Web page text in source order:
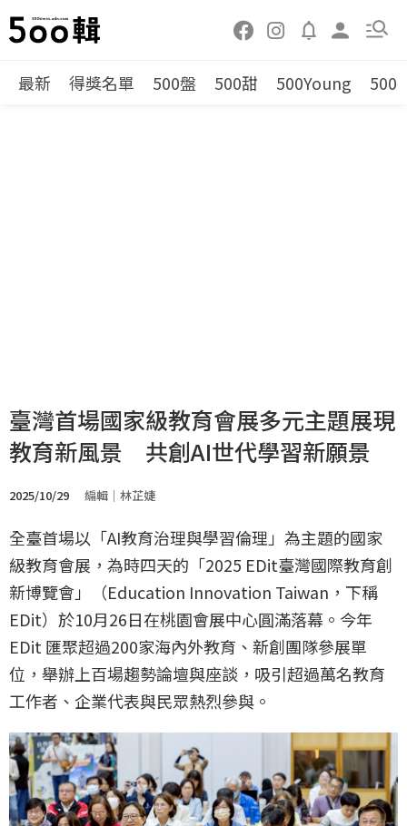
最新 得獎名單 500盤 500甜 500Young 500
臺灣首場國家級教育會展多元主題展現
教育新風景 共創AI世代學習新願景
2025/10/29 編輯｜林芷婕
全臺首場以「AI教育治理與學習倫理」為主題的國家
級教育會展，為時四天的「2025 EDit臺灣國際教育創
新博覽會」（Education Innovation Taiwan，下稱
EDit）於10月26日在桃園會展中心圓滿落幕。今年
EDit 匯聚超過200家海內外教育、新創團隊參展單
位，舉辦上百場趨勢論壇與座談，吸引超過萬名教育
工作者、企業代表與民眾熱烈參與。